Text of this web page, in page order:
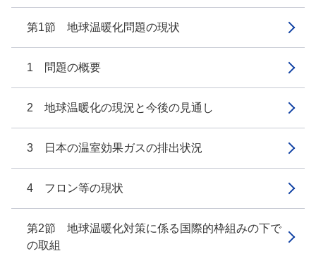
第1節 地球温暖化問題の現状
1 問題の概要
2 地球温暖化の現況と今後の見通し
3 日本の温室効果ガスの排出状況
4 フロン等の現状
第2節 地球温暖化対策に係る国際的枠組みの下で
の取組